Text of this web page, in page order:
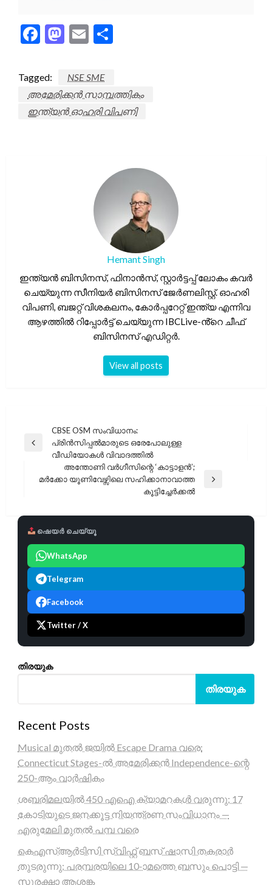
Facebook
Mastodon
Email
Tagged:
NSE SME
അമേരിക്കൻ സാമ്പത്തികം
ഇന്ത്യൻ ഓഹരി വിപണി
Hemant Singh
ഇന്ത്യൻ ബിസിനസ്, ഫിനാൻസ്, സ്റ്റാർട്ടപ്പ് ലോകം കവർ
ചെയ്യുന്ന സീനിയർ ബിസിനസ് ജേർണലിസ്റ്റ്. ഓഹരി
വിപണി, ബജറ്റ് വിശകലനം, കോർപ്പറേറ്റ് ഇന്ത്യ എന്നിവ
ആഴത്തിൽ റിപ്പോർട്ട് ചെയ്യുന്ന IBCLive-ൻ്റെ ചീഫ്
ബിസിനസ് എഡിറ്റർ.
View all posts
പോസ്റ്റുകളിലൂടെ
Previous
CBSE OSM സംവിധാനം:
പ്രിൻസിപ്പൽമാരുടെ ഒരേപോലുള്ള
വീഡിയോകൾ വിവാദത്തിൽ
Next
അന്തോണി വർഗീസിന്റെ ‘കാട്ടാളൻ’;
മർക്കോ യൂണിവേഴ്സിലെ സഹിക്കാനാവാത്ത
കൂട്ടിച്ചേർക്കൽ
ഷെയർ ചെയ്യൂ
WhatsApp
Telegram
Facebook
Twitter / X
തിരയുക
തിരയുക
Recent Posts
Musical മുതൽ ജയിൽ Escape Drama വരെ:
Connecticut Stages-ൽ അമേരിക്കൻ Independence-ന്റെ
250-ആം വാർഷികം
ശബരിമലയിൽ 450 എഐ ക്യാമറകൾ വരുന്നു; 17
കോടിയുടെ ജനക്കൂട്ട നിയന്ത്രണ സംവിധാനം —
എരുമേലി മുതൽ പമ്പ വരെ
കെഎസ്ആർടിസി സ്വിഫ്റ്റ് ബസ് ഷാസി തകരാർ
തുടരുന്നു; പരമ്പരയിലെ 10-ാമത്തെ ബസും പൊട്ടി —
സുരക്ഷാ ആശങ്ക